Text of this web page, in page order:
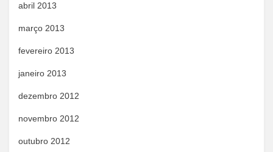
abril 2013
março 2013
fevereiro 2013
janeiro 2013
dezembro 2012
novembro 2012
outubro 2012